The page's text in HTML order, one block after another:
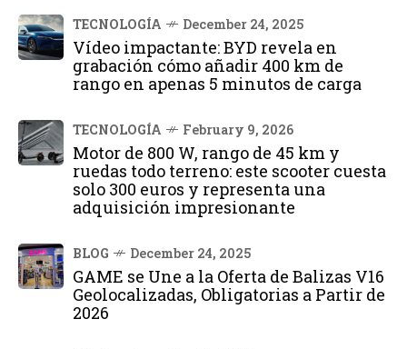
TECNOLOGÍA December 24, 2025
Vídeo impactante: BYD revela en
grabación cómo añadir 400 km de
rango en apenas 5 minutos de carga
TECNOLOGÍA February 9, 2026
Motor de 800 W, rango de 45 km y
ruedas todo terreno: este scooter cuesta
solo 300 euros y representa una
adquisición impresionante
BLOG December 24, 2025
GAME se Une a la Oferta de Balizas V16
Geolocalizadas, Obligatorias a Partir de
2026